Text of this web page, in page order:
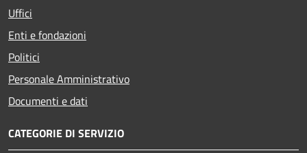
Uffici
Enti e fondazioni
Politici
Personale Amministrativo
Documenti e dati
CATEGORIE DI SERVIZIO